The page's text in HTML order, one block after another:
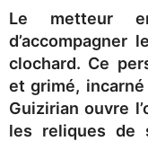
Le metteur
d’accompagner
clochard. Ce
et grimé,
Guizirian ouvre
les reliques de